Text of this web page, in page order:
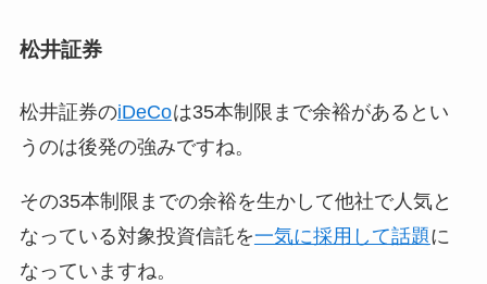
松井証券
松井証券のiDeCoは35本制限まで余裕があるとい
うのは後発の強みですね。
その35本制限までの余裕を生かして他社で人気と
なっている対象投資信託を一気に採用して話題に
なっていますね。